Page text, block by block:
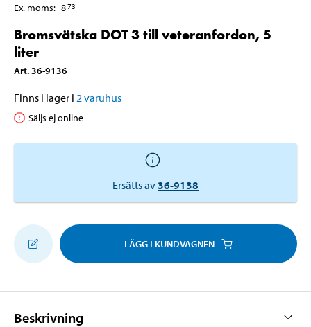
Ex. moms: 873
Bromsvätska DOT 3 till veteranfordon, 5
liter
Art. 36-9136
Finns i lager i 2 varuhus
Säljs ej online
Ersätts av36-9138
LÄGG I KUNDVAGNEN
Beskrivning